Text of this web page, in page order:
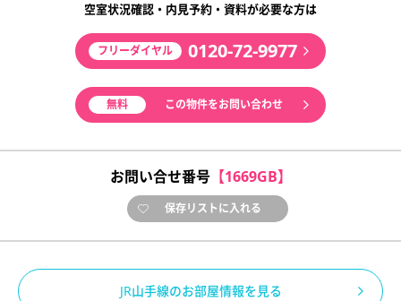
空室状況確認・内見予約・資料が必要な方は
フリーダイヤル 0120-72-9977
無料 この物件をお問い合わせ
お問い合せ番号【1669GB】
保存リストに入れる
JR山手線のお部屋情報を見る